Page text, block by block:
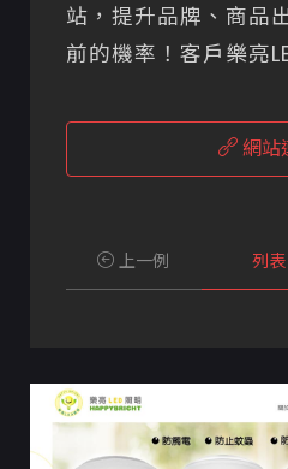
站，提升品牌、商品
前的機率！客戶樂亮
網站
上一例 列表